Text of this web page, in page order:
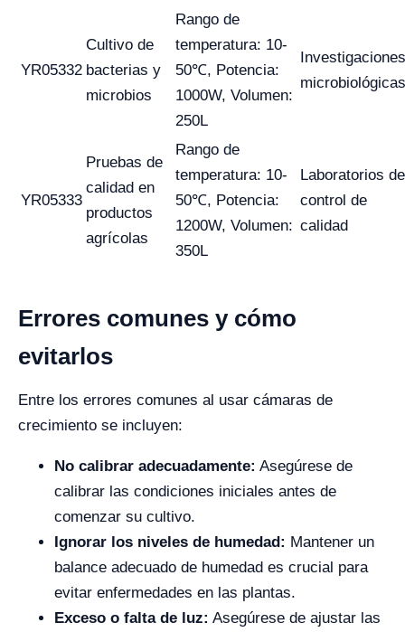
YR05332
Cultivo de
bacterias y
microbios
Rango de
temperatura: 10-
50℃, Potencia:
1000W, Volumen:
250L
Investigaciones
microbiológicas
YR05333
Pruebas de
calidad en
productos
agrícolas
Rango de
temperatura: 10-
50℃, Potencia:
1200W, Volumen:
350L
Laboratorios de
control de
calidad
Errores comunes y cómo
evitarlos
Entre los errores comunes al usar cámaras de
crecimiento se incluyen:
No calibrar adecuadamente: Asegúrese de
calibrar las condiciones iniciales antes de
comenzar su cultivo.
Ignorar los niveles de humedad: Mantener un
balance adecuado de humedad es crucial para
evitar enfermedades en las plantas.
Exceso o falta de luz: Asegúrese de ajustar las